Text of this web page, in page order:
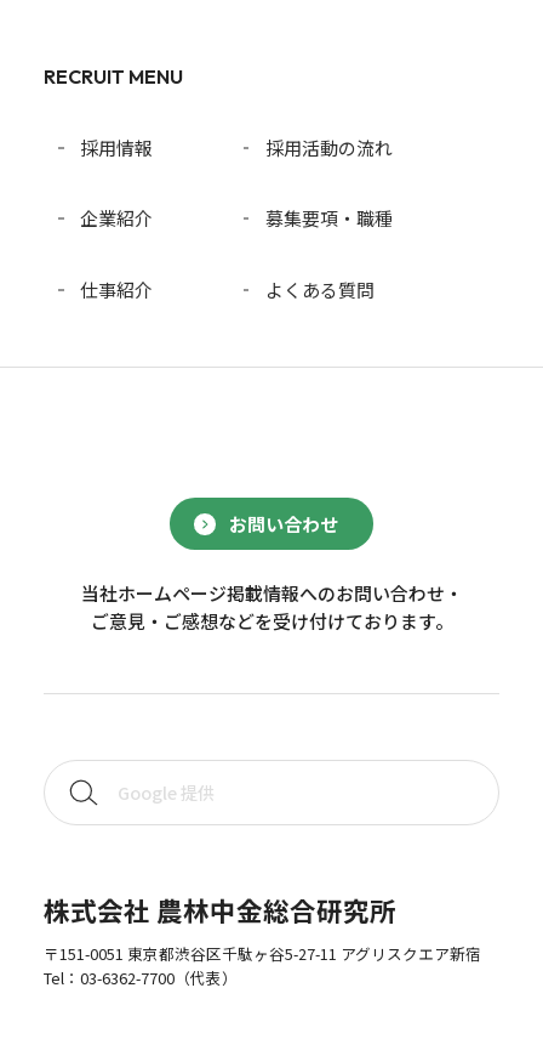
RECRUIT MENU
採用情報 採用活動の流れ
企業紹介 募集要項・職種
仕事紹介 よくある質問
お問い合わせ
当社ホームページ掲載情報へのお問い合わせ・
ご意見・ご感想などを受け付けております。
株式会社 農林中金総合研究所
〒151-0051 東京都渋谷区千駄ヶ谷5-27-11 アグリスクエア新宿
Tel： 03-6362-7700（代表）